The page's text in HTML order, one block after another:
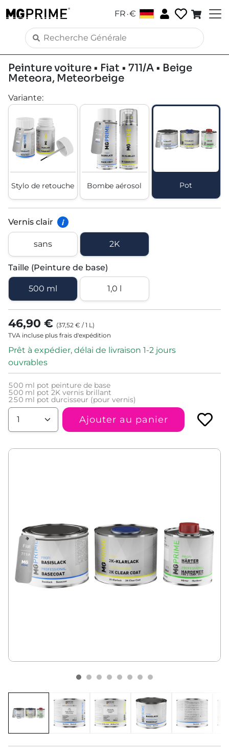
FR .€
Peinture voiture • Fiat • 711/A • Beige
Meteora, Meteorbeige
Variante:
Stylo de retouche Bombe aérosol Pot
Vernis clair i
sans 2K
Taille (Peinture de base)
500 ml 1,0 l
46,90 € (37,52 € /1 L )
TVA incluse plus frais d'expédition
Prêt à expédier, délai de livraison 1-2 jours
ouvrables
500 ml pot peinture de base
500 ml pot 2K vernis brillant
250 ml pot durcisseur (pour vernis)
Ajouter au panier